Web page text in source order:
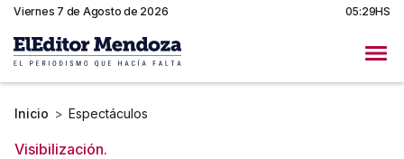
Viernes 7 de Agosto de 2026 05:29HS
Inicio > Espectáculos
Visibilización.